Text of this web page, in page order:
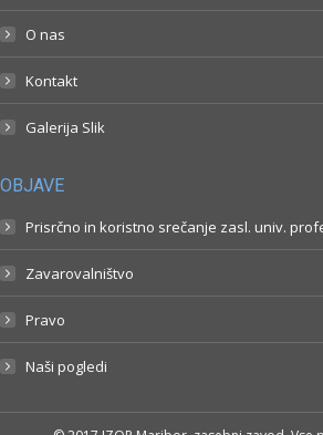
O nas
Kontakt
Galerija Slik
OBJAVE
Prisrčno in koristno srečanje zasl. univ.
Zavarovalništvo
Pravo
Naši pogledi